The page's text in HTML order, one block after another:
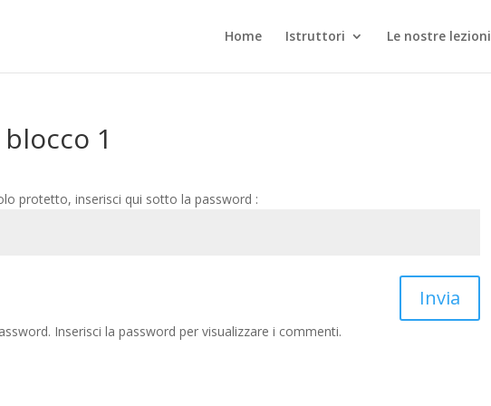
Home Istruttori Le nostre lezioni
1
protetto, inserisci qui sotto la password :
Invia
Inserisci la password per visualizzare i commenti.